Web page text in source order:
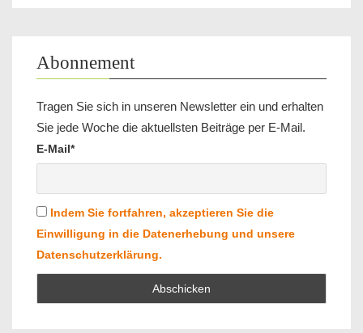
Abonnement
Tragen Sie sich in unseren Newsletter ein und erhalten
Sie jede Woche die aktuellsten Beiträge per E-Mail.
E-Mail*
Indem Sie fortfahren, akzeptieren Sie die
Einwilligung in die Datenerhebung und unsere
Datenschutzerklärung.